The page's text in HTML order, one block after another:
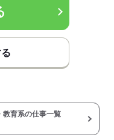
教育系の仕事一覧